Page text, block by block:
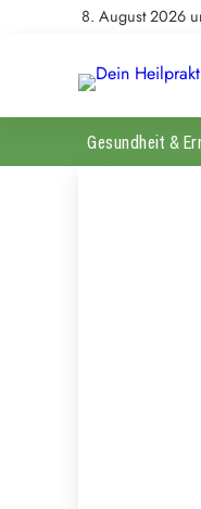
8. August 2026
Gesundheit &